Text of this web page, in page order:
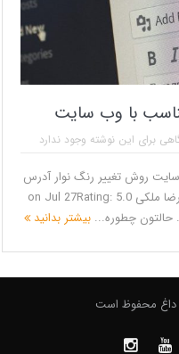
با وب سایت
برای این نوشته وجود ندارد
روش تغییر رنگ نوار آدرس
متناسب با وب سایتReviewed by محمد رضا ملکی on Jul 27Rating: 5.0
چطوره... بیشتر بدانید
داغ محفوظ است